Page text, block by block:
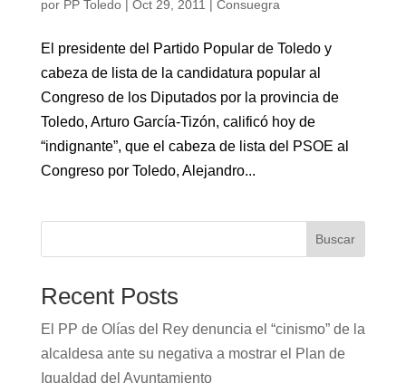
por PP Toledo| Oct 29, 2011 | Consuegra
El presidente del Partido Popular de Toledo y
cabeza de lista de la candidatura popular al
Congreso de los Diputados por la provincia de
Toledo, Arturo García-Tizón, calificó hoy de
“indignante”, que el cabeza de lista del PSOE al
Congreso por Toledo, Alejandro...
Buscar
Recent Posts
El PP de Olías del Rey denuncia el “cinismo” de la
alcaldesa ante su negativa a mostrar el Plan de
Igualdad del Ayuntamiento